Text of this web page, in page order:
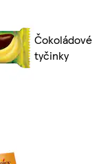
Čokoládové
tyčinky